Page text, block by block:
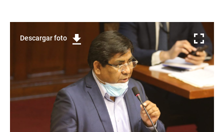
Descargar foto